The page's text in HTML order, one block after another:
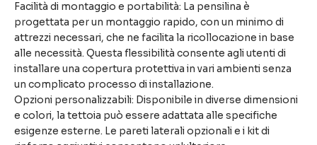
Facilità di montaggio e portabilità: La pensilina è
progettata per un montaggio rapido, con un minimo di
attrezzi necessari, che ne facilita la ricollocazione in base
alle necessità. Questa flessibilità consente agli utenti di
installare una copertura protettiva in vari ambienti senza
un complicato processo di installazione.
Opzioni personalizzabili: Disponibile in diverse dimensioni
e colori, la tettoia può essere adattata alle specifiche
esigenze esterne. Le pareti laterali opzionali e i kit di